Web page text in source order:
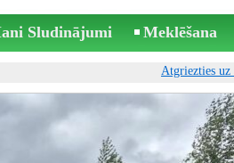
Sludinājumi Meklēšana
Atgriezties uz